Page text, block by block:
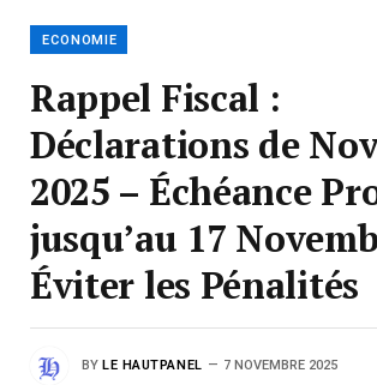
ECONOMIE
Rappel Fiscal :
Déclarations de
2025 – Échéance
jusqu’au 17
Éviter les Pénalités
BY LE HAUTPANEL 7 NOVEMBRE 2025